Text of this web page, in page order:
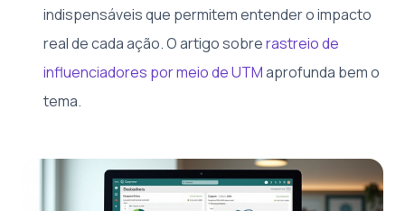
indispensáveis que permitem entender o impacto
real de cada ação. O artigo sobrerastreio de
influenciadores por meio de UTMaprofunda bem o
tema.